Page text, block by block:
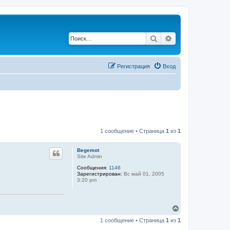
Поиск
Вход
Регистрация
1 сообщение • Страница 1 из 1
Begemot
Site Admin
Сообщения: 1146
Зарегистрирован: Вс май 01, 2005
3:20 pm
р
1 сообщение • Страница 1 из 1